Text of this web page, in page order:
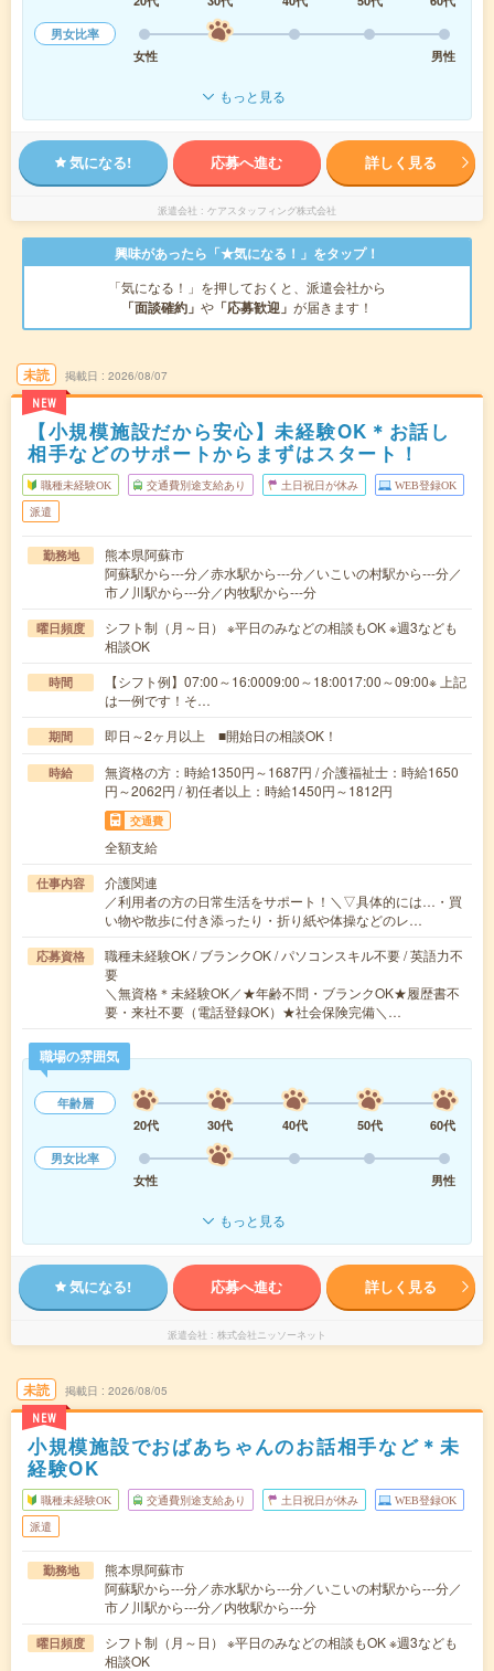
男女比率
女性
男性
もっと見る
気になる! 応募へ進む 詳しく見る
派遣会社 ケアスタッフィング株式会社
興味があったら「★気になる！」をタップ！
「気になる！」を押しておくと、派遣会社から
「面談確約」 や 「応募歓迎」 が届きます！
未読
NEW
掲載日 2026/08/07
【小規模施設だから安心】未経験OK＊お話し
相手などのサポートからまずはスタート！
職種未経験OK 交通費別途支給あり 土日祝日が休み WEB登録OK
派遣
勤務地
熊本県阿蘇市
阿蘇駅から---分／赤水駅から---分／いこいの村駅から---分／
市ノ川駅から---分／内牧駅から---分
曜日頻度
シフト制（月～日） ※平日のみなどの相談もOK ※週3なども
相談OK
時間
【シフト例】07:00～16:0009:00～18:0017:00～09:00※ 上記
は一例です！そ…
期間 即日～2ヶ月以上 ■開始日の相談OK！
時給
無資格の方：時給1350円～1687円 / 介護福祉士：時給1650
円～2062円 / 初任者以上：時給1450円～1812円
交通費
全額支給
仕事内容
介護関連
／利用者の方の日常生活をサポート！＼▽具体的には…・買
い物や散歩に付き添ったり・折り紙や体操などのレ…
応募資格
職種未経験OK / ブランクOK / パソコンスキル不要 / 英語力不
要
＼無資格＊未経験OK／★年齢不問・ブランクOK★履歴書不
要・来社不要（電話登録OK）★社会保険完備＼…
職場の雰囲気
年齢層
20代
30代 40代 50代
60代
男女比率
女性
男性
もっと見る
気になる! 応募へ進む 詳しく見る
派遣会社 株式会社ニッソーネット
未読
NEW
掲載日 2026/08/05
小規模施設でおばあちゃんのお話相手など＊未
経験OK
職種未経験OK 交通費別途支給あり 土日祝日が休み WEB登録OK
派遣
勤務地
熊本県阿蘇市
阿蘇駅から---分／赤水駅から---分／いこいの村駅から---分／
市ノ川駅から---分／内牧駅から---分
曜日頻度
シフト制（月～日） ※平日のみなどの相談もOK ※週3なども
相談OK